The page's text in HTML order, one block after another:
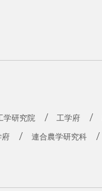
学研究院 工学府
府 連合農学研究科